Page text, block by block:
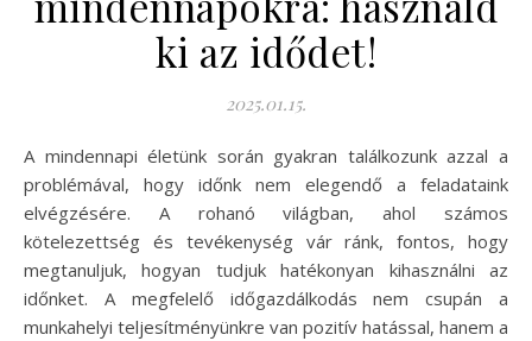
ki az idődet!
2025.01.15.
A mindennapi életünk során gyakran találkozunk azzal a
problémával, hogy időnk nem elegendő a feladataink
elvégzésére. A rohanó világban, ahol számos
kötelezettség és tevékenység vár ránk, fontos, hogy
megtanuljuk, hogyan tudjuk hatékonyan kihasználni az
időnket. A megfelelő időgazdálkodás nem csupán a
munkahelyi teljesítményünkre van pozitív hatással, hanem a